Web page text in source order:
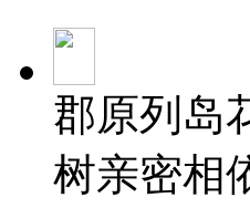
郡原列岛
树亲密相